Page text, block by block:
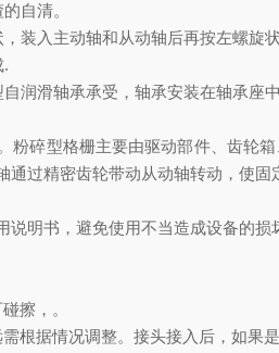
自清。
装入主动轴和从动轴后再按左螺旋
.
润滑轴承承受，轴承安装在轴承
粉碎型格栅主要由驱动部件、齿轮
过精密齿轮带动从动轴转动，使
明书，避免使用不当造成设备的损
擦，。
根据情况调整。接头接入后，如果